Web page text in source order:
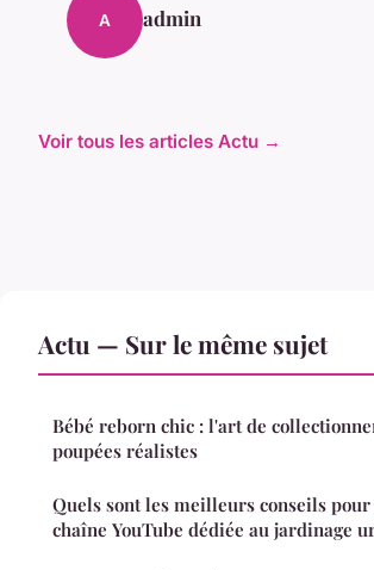
A admin
Voir tous les articles Actu →
Actu — Sur le même sujet
Bébé reborn chic : l'art de
poupées réalistes
Quels sont les meilleurs conseils
chaîne YouTube dédiée au jardinage